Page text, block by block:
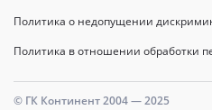
Политика о недопущении
Политика в отношении обработки
© ГК Континент 2004 — 2025